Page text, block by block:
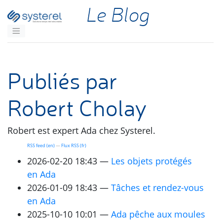
Aller au contenu principalLe Blog
Publiés par
Robert Cholay
Robert est expert Ada chez Systerel.
RSSfeed (en) FluxRSS(fr)
2026-02-20 18:43
Les objets protégés
en Ada
2026-01-09 18:43
Tâches et rendez-vous
en Ada
2025-10-10 10:01
Ada pêche aux moules